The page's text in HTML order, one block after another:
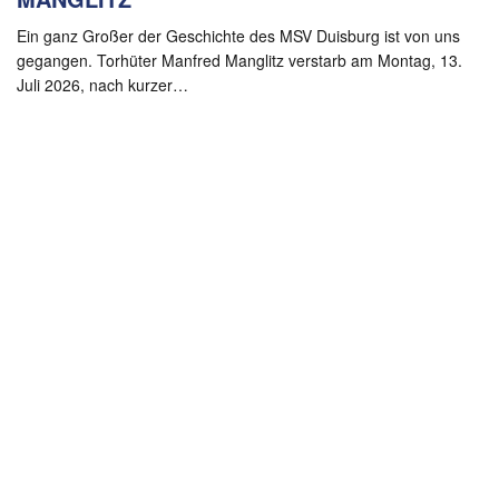
Ein ganz Großer der Geschichte des MSV Duisburg ist von uns
gegangen. Torhüter Manfred Manglitz verstarb am Montag, 13.
Juli 2026, nach kurzer…